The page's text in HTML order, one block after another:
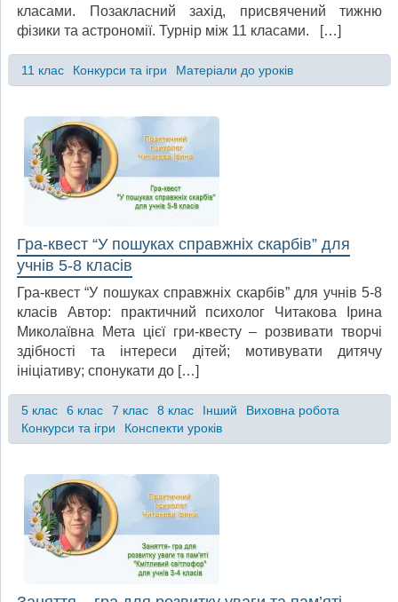
класами. Позакласний захід, присвячений тижню
фізики та астрономії. Турнір між 11 класами. […]
11 клас Конкурси та ігри Матеріали до уроків
Гра-квест “У пошуках справжніх скарбів” для
учнів 5-8 класів
Гра-квест “У пошуках справжніх скарбів” для учнів 5-8
класів Автор: практичний психолог Читакова Ірина
Миколаївна Мета цієї гри-квесту – розвивати творчі
здібності та інтереси дітей; мотивувати дитячу
ініціативу; спонукати до […]
5 клас 6 клас 7 клас 8 клас Інший
Виховна робота
Конкурси та ігри
Конспекти уроків